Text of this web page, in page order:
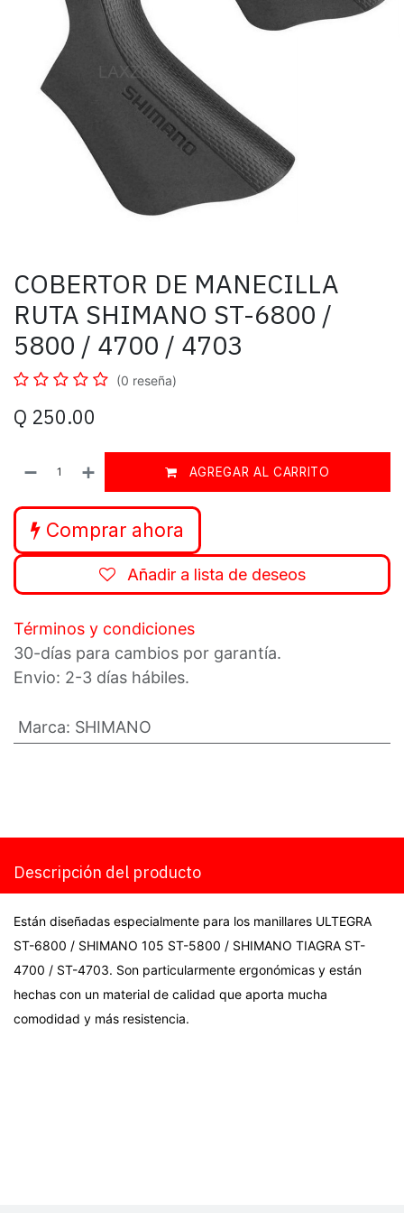
COBERTOR DE MANECILLA
RUTA SHIMANO ST-6800 /
5800 / 4700 / 4703
(0 reseña)
Q 250.00
AGREGAR AL CARRITO
Comprar ahora
Añadir a lista de deseos
Términos y condiciones
30-días para cambios por garantía.
Envio: 2-3 días hábiles.
Marca: SHIMANO
Descripción del producto
Están diseñadas especialmente para los manillares ULTEGRA
ST-6800 / SHIMANO 105 ST-5800 / SHIMANO TIAGRA ST-
4700 / ST-4703. Son particularmente ergonómicas y están
hechas con un material de calidad que aporta mucha
comodidad y más resistencia.